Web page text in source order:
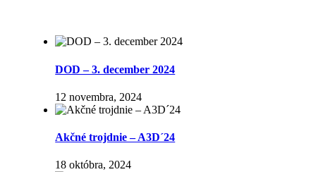
DOD – 3. december 2024
12 novembra, 2024
Akčné trojdnie – A3D´24
18 októbra, 2024